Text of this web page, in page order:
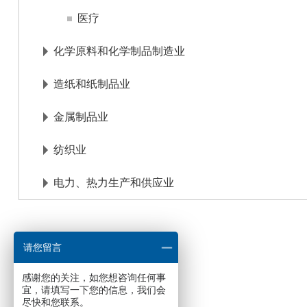
医疗
化学原料和化学制品制造业
造纸和纸制品业
金属制品业
纺织业
电力、热力生产和供应业
请您留言
感谢您的关注，如您想咨询任何事
宜，请填写一下您的信息，我们会
尽快和您联系。